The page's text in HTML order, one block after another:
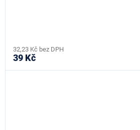
32,23 Kč bez DPH
39 Kč